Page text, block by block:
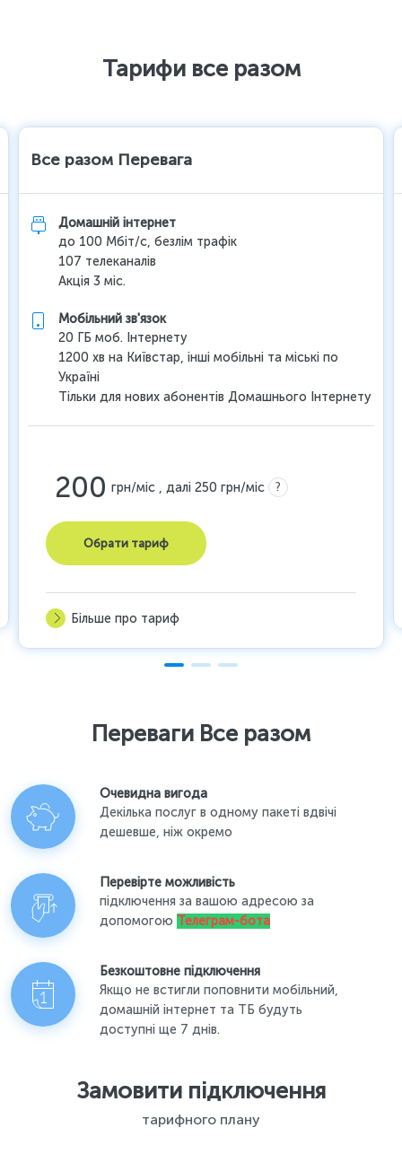
Тарифи все разом
Все разом Перевага
Домашній інтернет
до 100 Мбіт/с, безлім трафік
107 телеканалів
Акція 3 міс.
Мобільний зв'язок
20 ГБ моб. Інтернету
1200 хв на Київстар, інші мобільні та міські по
Україні
Тільки для нових абонентів Домашнього Інтернету
200 грн/міс , далі 250 грн/міс ?
Обрати тариф
Більше про тариф
Переваги Все разом
Очевидна вигода
Декілька послуг в одному пакеті вдвічі
дешевше, ніж окремо
Перевірте можливість
підключення за вашою адресою за
допомогою Телеграм-бота
Безкоштовне підключення
Якщо не встигли поповнити мобільний,
домашній інтернет та ТБ будуть
доступні ще 7 днів.
Замовити підключення
тарифного плану